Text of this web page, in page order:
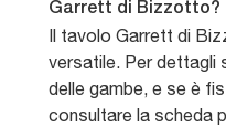
Garrett di Bizzotto?
Il tavolo Garrett di
versatile. Per dettagli
delle gambe, e se è
consultare la scheda